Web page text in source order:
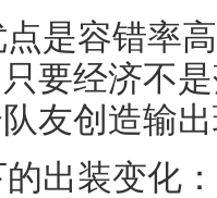
是容错率
要经济不
友创造输
出装变化